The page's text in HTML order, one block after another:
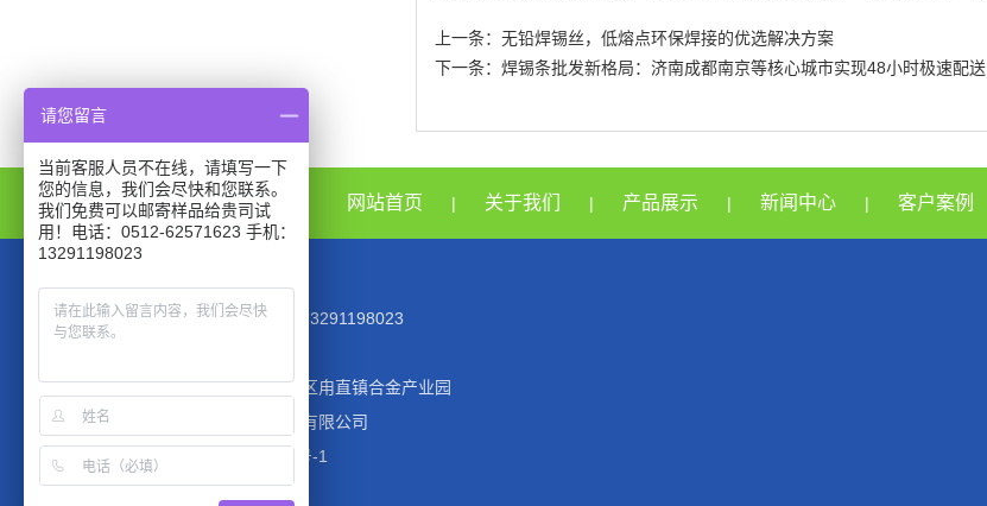
上一条： 无铅焊锡丝，低熔点环保焊接的优选解决方案
下一条： 焊锡条批发新格局：济南成都南京等核心城市实现48小时极速配送
网站首页 | 关于我们 | 产品展示 | 新闻中心 | 客户案例
TEL：0512-62571623 MOB:13291198023
公司地址：江苏省苏州市吴中区甪直镇合金产业园
版权所有：苏州巨一电子材料有限公司
备案号 ：ICP备2022048117号-1
友情链接交换QQ498774575
请您留言
当前客服人员不在线，请填写一下
您的信息，我们会尽快和您联系。
我们免费可以邮寄样品给贵司试
用！电话：0512-62571623 手机：
13291198023